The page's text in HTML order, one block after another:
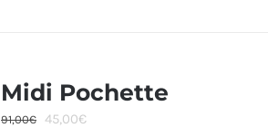
Les
Midi Pochette
91,00€
Le
45,00€Le